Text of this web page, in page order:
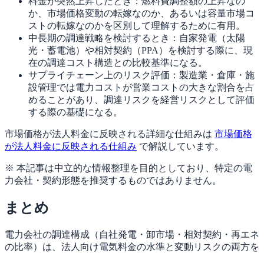
か、市場価格変動の転嫁なのか、あるいは容量市場コ
ストの転嫁なのかを区別して理解するために有用。
中長期の調達戦略を検討するとき： 自家発電（太陽
光・蓄電池）や相対契約（PPA）を検討する際に、現
在の調達コスト構造との比較基準になる。
サプライチェーン上のリスク評価： 製造業・倉庫・施
設管理では電力コストが営業コストの大きな割合を占
めることがあり、調達リスクを経営リスクとして評価
する際の基礎になる。
市場価格が法人料金に反映される詳細な仕組みは 市場価格
が法人料金に反映される仕組み で解説しています。
※ 本記事は中立的な情報整理を目的としており、特定の電
力会社・契約形態を推奨するものではありません。
まとめ
電力会社の調達構成（自社発電・卸市場・相対契約・再エネ
の比率）は、法人向け電気料金の水準と変動リスクの両方を